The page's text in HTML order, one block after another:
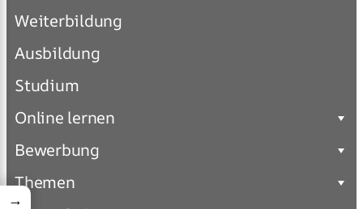
Weiterbildung
Ausbildung
Studium
Online lernen
Bewerbung
Themen
→